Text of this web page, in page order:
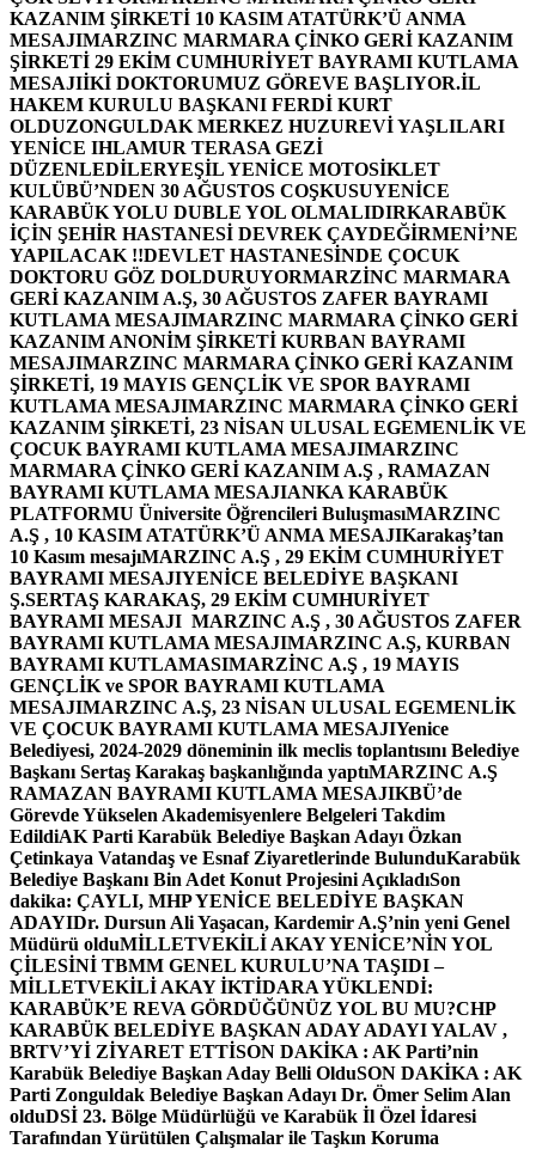
KAZANIM ŞİRKETİ 10 KASIM ATATÜRK’Ü ANMA
MESAJIMARZINC MARMARA ÇİNKO GERİ KAZANIM
ŞİRKETİ 29 EKİM CUMHURİYET BAYRAMI KUTLAMA
MESAJIİKİ DOKTORUMUZ GÖREVE BAŞLIYOR.İL
HAKEM KURULU BAŞKANI FERDİ KURT
OLDUZONGULDAK MERKEZ HUZUREVİ YAŞLILARI
YENİCE IHLAMUR TERASA GEZİ
DÜZENLEDİLERYEŞİL YENİCE MOTOSİKLET
KULÜBÜ’NDEN 30 AĞUSTOS COŞKUSUYENİCE
KARABÜK YOLU DUBLE YOL OLMALIDIRKARABÜK
İÇİN ŞEHİR HASTANESİ DEVREK ÇAYDEĞİRMENİ’NE
YAPILACAK !!DEVLET HASTANESİNDE ÇOCUK
DOKTORU GÖZ DOLDURUYORMARZİNC MARMARA
GERİ KAZANIM A.Ş, 30 AĞUSTOS ZAFER BAYRAMI
KUTLAMA MESAJIMARZINC MARMARA ÇİNKO GERİ
KAZANIM ANONİM ŞİRKETİ KURBAN BAYRAMI
MESAJIMARZINC MARMARA ÇİNKO GERİ KAZANIM
ŞİRKETİ, 19 MAYIS GENÇLİK VE SPOR BAYRAMI
KUTLAMA MESAJIMARZINC MARMARA ÇİNKO GERİ
KAZANIM ŞİRKETİ, 23 NİSAN ULUSAL EGEMENLİK VE
ÇOCUK BAYRAMI KUTLAMA MESAJIMARZINC
MARMARA ÇİNKO GERİ KAZANIM A.Ş , RAMAZAN
BAYRAMI KUTLAMA MESAJIANKA KARABÜK
PLATFORMU Üniversite Öğrencileri BuluşmasıMARZINC
A.Ş , 10 KASIM ATATÜRK’Ü ANMA MESAJIKarakaş’tan
10 Kasım mesajıMARZINC A.Ş , 29 EKİM CUMHURİYET
BAYRAMI MESAJIYENİCE BELEDİYE BAŞKANI
Ş.SERTAŞ KARAKAŞ, 29 EKİM CUMHURİYET
BAYRAMI MESAJI MARZINC A.Ş , 30 AĞUSTOS ZAFER
BAYRAMI KUTLAMA MESAJIMARZINC A.Ş, KURBAN
BAYRAMI KUTLAMASIMARZİNC A.Ş , 19 MAYIS
GENÇLİK ve SPOR BAYRAMI KUTLAMA
MESAJIMARZINC A.Ş, 23 NİSAN ULUSAL EGEMENLİK
VE ÇOCUK BAYRAMI KUTLAMA MESAJIYenice
Belediyesi, 2024-2029 döneminin ilk meclis toplantısını Belediye
Başkanı Sertaş Karakaş başkanlığında yaptıMARZINC A.Ş
RAMAZAN BAYRAMI KUTLAMA MESAJIKBÜ’de
Görevde Yükselen Akademisyenlere Belgeleri Takdim
EdildiAK Parti Karabük Belediye Başkan Adayı Özkan
Çetinkaya Vatandaş ve Esnaf Ziyaretlerinde BulunduKarabük
Belediye Başkanı Bin Adet Konut Projesini AçıkladıSon
dakika: ÇAYLI, MHP YENİCE BELEDİYE BAŞKAN
ADAYIDr. Dursun Ali Yaşacan, Kardemir A.Ş’nin yeni Genel
Müdürü olduMİLLETVEKİLİ AKAY YENİCE’NİN YOL
ÇİLESİNİ TBMM GENEL KURULU’NA TAŞIDI –
MİLLETVEKİLİ AKAY İKTİDARA YÜKLENDİ:
KARABÜK’E REVA GÖRDÜĞÜNÜZ YOL BU MU?CHP
KARABÜK BELEDİYE BAŞKAN ADAY ADAYI YALAV ,
BRTV’Yİ ZİYARET ETTİSON DAKİKA : AK Parti’nin
Karabük Belediye Başkan Aday Belli OlduSON DAKİKA : AK
Parti Zonguldak Belediye Başkan Adayı Dr. Ömer Selim Alan
olduDSİ 23. Bölge Müdürlüğü ve Karabük İl Özel İdaresi
Tarafından Yürütülen Çalışmalar ile Taşkın Koruma